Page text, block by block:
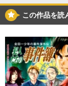
この作品を読